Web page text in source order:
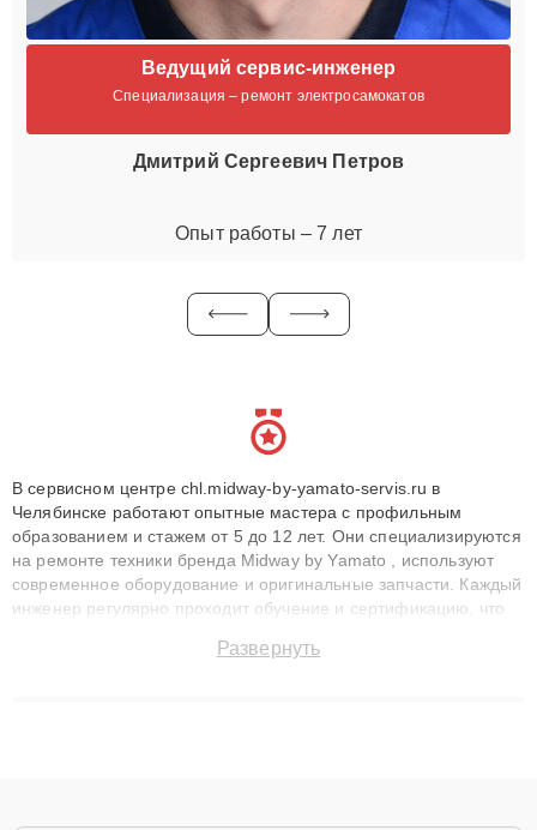
Ведущий сервис-инженер
Специализация – ремонт электросамокатов
Дмитрий Сергеевич Петров
Опыт работы – 7 лет
В сервисном центре chl.midway-by-yamato-servis.ru в
Челябинске работают опытные мастера с профильным
образованием и стажем от 5 до 12 лет. Они специализируются
на ремонте техники бренда Midway by Yamato , используют
современное оборудование и оригинальные запчасти. Каждый
инженер регулярно проходит обучение и сертификацию, что
восстанавливать технику с сохранением гарантии до 3 лет.
Развернуть